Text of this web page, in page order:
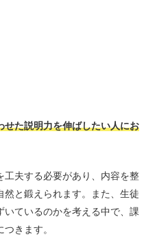
せた説明力を伸ばしたい人にお
夫する必要があり、内容を整
と鍛えられます。また、生徒
ているのかを考える中で、課
きます。